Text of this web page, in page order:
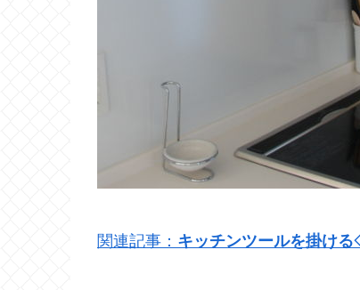
関連記事： キッチンツールを掛け